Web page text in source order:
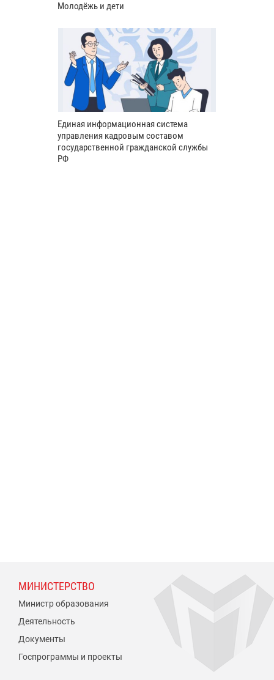
Молодёжь и дети
Единая информационная система
управления кадровым составом
государственной гражданской службы
РФ
МИНИСТЕРСТВО
Министр образования
Деятельность
Документы
Госпрограммы и проекты